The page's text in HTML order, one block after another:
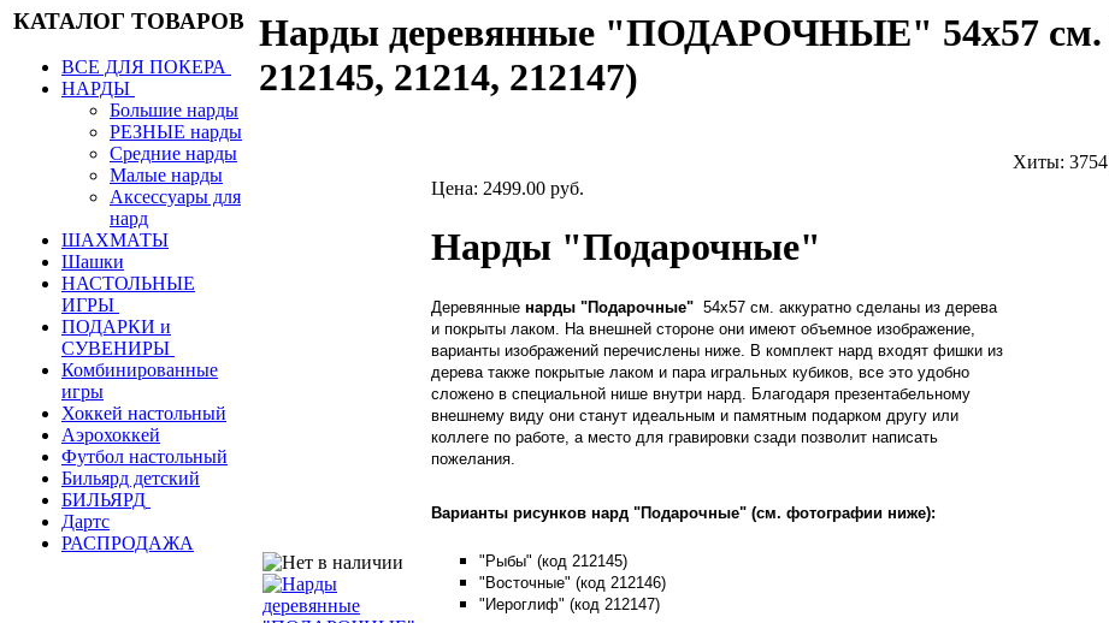
КАТАЛОГ ТОВАРОВ
ВСЕ ДЛЯ ПОКЕРА
НАРДЫ
Большие нарды
РЕЗНЫЕ нарды
Средние нарды
Малые нарды
Аксессуары для
нард
ШАХМАТЫ
Шашки
НАСТОЛЬНЫЕ
ИГРЫ
ПОДАРКИ и
СУВЕНИРЫ
Комбинированные
игры
Хоккей настольный
Аэрохоккей
Футбол настольный
Бильярд детский
БИЛЬЯРД
Дартс
РАСПРОДАЖА
Нарды деревянные "ПОДАРОЧНЫЕ" 54х57 см.
212145, 21214, 212147)
Хиты: 3754
Цена: 2499.00 руб.
Нарды "Подарочные"
Деревянные нарды "Подарочные" 54х57 см. аккуратно сделаны из дерева
и покрыты лаком. На внешней стороне они имеют объемное изображение,
варианты изображений перечислены ниже. В комплект нард входят фишки из
дерева также покрытые лаком и пара игральных кубиков, все это удобно
сложено в специальной нише внутри нард. Благодаря презентабельному
внешнему виду они станут идеальным и памятным подарком другу или
коллеге по работе, а место для гравировки сзади позволит написать
пожелания.
Варианты рисунков нард "Подарочные" (см. фотографии ниже):
"Рыбы" (код 212145)
"Восточные" (код 212146)
"Иероглиф" (код 212147)